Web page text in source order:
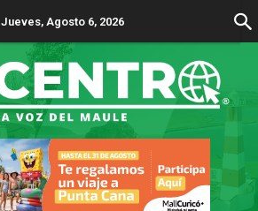
Jueves, Agosto 6, 2026